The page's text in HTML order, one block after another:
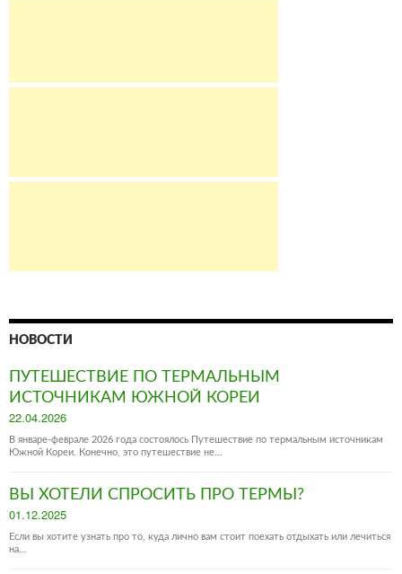
НОВОСТИ
ПУТЕШЕСТВИЕ ПО ТЕРМАЛЬНЫМ
ИСТОЧНИКАМ ЮЖНОЙ КОРЕИ
Posted
on
22.04.2026
В январе-феврале 2026 года состоялось Путешествие по термальным источникам
Южной Кореи. Конечно, это путешествие не…
ВЫ ХОТЕЛИ СПРОСИТЬ ПРО ТЕРМЫ?
Posted
on
01.12.2025
Если вы хотите узнать про то, куда лично вам стоит поехать отдыхать или лечиться
на…